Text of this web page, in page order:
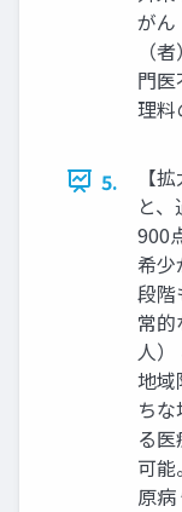
が
（
門
理料
5.
【
と
900
希少
段階
常
人
地域
ち
る
可
原